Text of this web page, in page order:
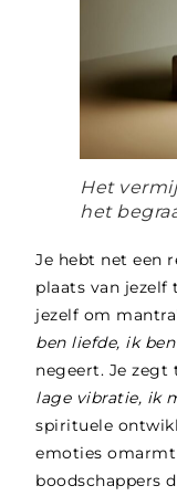
Het
het
Je hebt net een
plaats van jezelf
jezelf om
ben liefde, ik
negeert. Je zegt
lage vibratie, ik
spirituele
emoties omarmt
boodschappers